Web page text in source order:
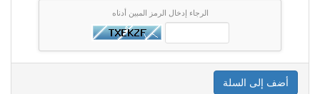
الرجاء إدخال الرمز المبين أدناه
أضف إلى السلة